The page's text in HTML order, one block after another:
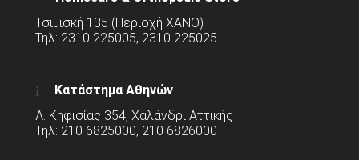
Τσιμισκή 135 (Περιοχή ΧΑΝΘ)
Τηλ: 2310 225005, 2310 225025
Κατάστημα Αθηνών
Λ. Κηφισίας 354, Χαλάνδρι Αττικής
Τηλ: 210 6825000, 210 6826000